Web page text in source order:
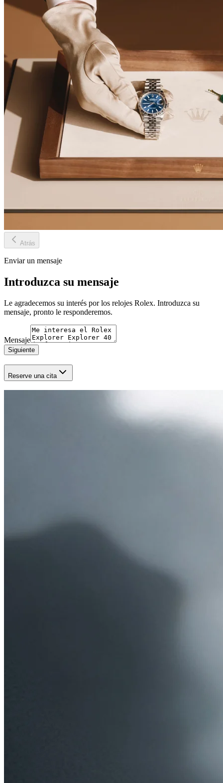
Atrás
Enviar un mensaje
Introduzca su mensaje
Le agradecemos su interés por los relojes Rolex. Introduzca su
mensaje, pronto le responderemos.
Mensaje
Siguiente
Reserve una cita